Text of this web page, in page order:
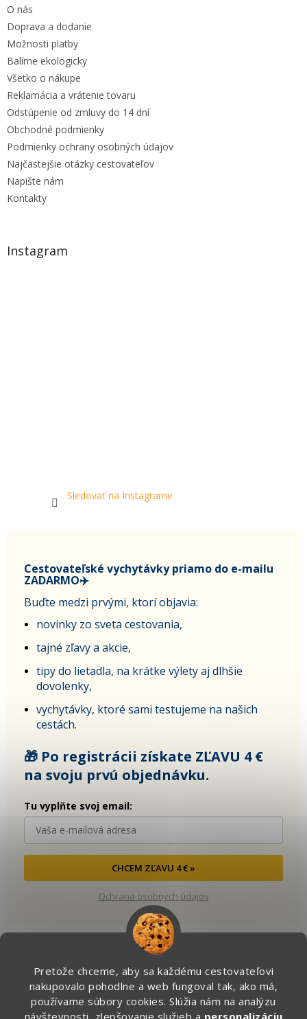
Pretože chceme, aby sa každému cestovateľovi
nakupovalo pohodlne a web fungoval tak, ako má,
používame súbory cookies. Slúžia nám na analýzu
návštevnosti, zlepšovanie služieb a personalizáciu
O nás
Doprava a dodanie
Možnosti platby
Balíme ekologicky
Všetko o nákupe
Reklamácia a vrátenie tovaru
Odstúpenie od zmluvy do 14 dní
Obchodné podmienky
Podmienky ochrany osobných údajov
Najčastejšie otázky cestovateľov
Napište nám
Kontakty
Instagram
Sledovať na Instagrame
Cestovateľské vychytávky priamo do e-mailu
ZADARMO✈️
Buďte medzi prvými, ktorí objavia:
novinky zo sveta cestovania,
tajné zľavy a akcie,
tipy do lietadla, na krátke výlety aj dlhšie
dovolenky,
vychytávky, ktoré sami testujeme na našich
cestách.
🎁 Po registrácii získate ZĽAVU 4 €
na svoju prvú objednávku.
Tu vyplňte svoj email:
CHCEM ZĽAVU 4 € »
Ochrana osobných údajov
Kontakt
info@zapakuj.sk